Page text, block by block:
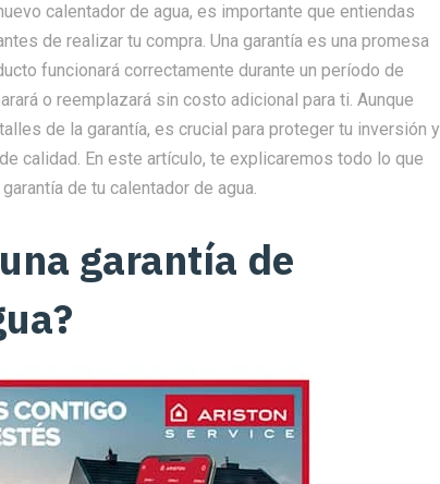
calentador de agua, es importante que entiendas
de realizar tu compra. Una garantía es una promesa
funcionará correctamente durante un período de
o reemplazará sin costo adicional para ti. Aunque
de la garantía, es crucial para proteger tu inversión y
calidad. En este artículo, te explicaremos todo lo que
de tu calentador de agua.
garantía de